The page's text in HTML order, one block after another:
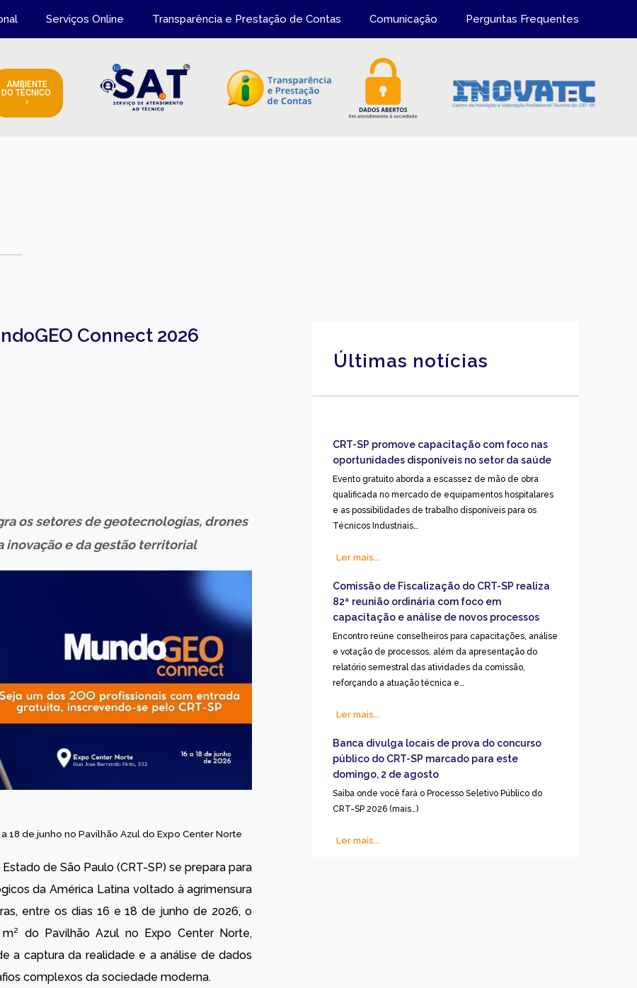
Serviços Online Transparência e Prestação de Contas Comunicação Perguntas Frequentes
AMBIENTE
DO TÉCNICO
Connect 2026
os setores de geotecnologias, drones
inovação e da gestão territorial
18 de junho no Pavilhão Azul do Expo Center Norte
de São Paulo (CRT-SP) se prepara para
da América Latina voltado à agrimensura
entre os dias 16 e 18 de junho de 2026, o
do Pavilhão Azul no Expo Center Norte,
a captura da realidade e a análise de dados
complexos da sociedade moderna.
Últimas notícias
CRT-SP promove capacitação com foco nas
oportunidades disponíveis no setor da saúde
Evento gratuito aborda a escassez de mão de obra
qualificada no mercado de equipamentos hospitalares
e as possibilidades de trabalho disponíveis para os
Técnicos Industriais…
Ler mais...
Comissão de Fiscalização do CRT-SP realiza
82ª reunião ordinária com foco em
capacitação e análise de novos processos
Encontro reúne conselheiros para capacitações, análise
e votação de processos, além da apresentação do
relatório semestral das atividades da comissão,
reforçando a atuação técnica e…
Ler mais...
Banca divulga locais de prova do concurso
público do CRT-SP marcado para este
domingo, 2 de agosto
Saiba onde você fará o Processo Seletivo Público do
CRT-SP 2026 (mais…)
Ler mais...